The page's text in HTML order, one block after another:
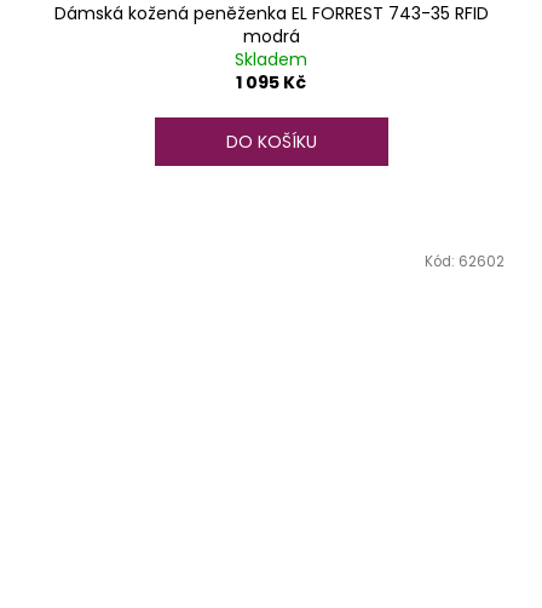
Dámská kožená peněženka EL FORREST 743-35 RFID
modrá
Skladem
1 095 Kč
DO KOŠÍKU
Kód: 62602